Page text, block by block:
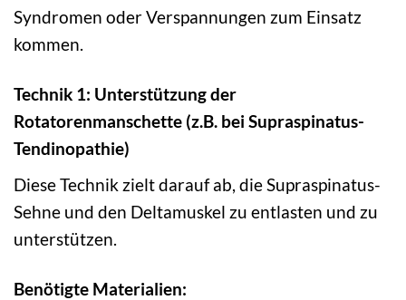
Syndromen oder Verspannungen zum Einsatz
kommen.
Technik 1: Unterstützung der
Rotatorenmanschette (z.B. bei Supraspinatus-
Tendinopathie)
Diese Technik zielt darauf ab, die Supraspinatus-
Sehne und den Deltamuskel zu entlasten und zu
unterstützen.
Benötigte Materialien: